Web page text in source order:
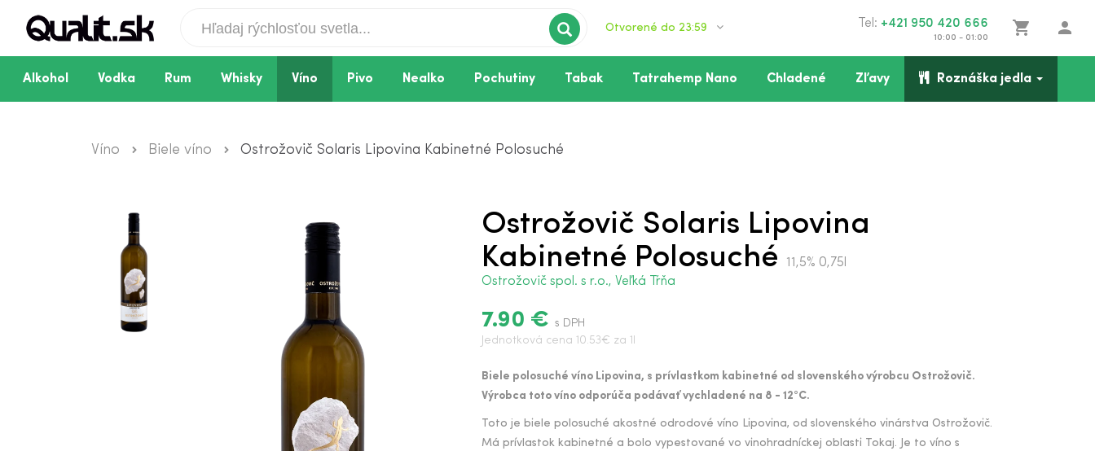
Otvorené do 23:59 Tel: +421 950 420 666
10:00 - 01:00
shopping_cart person
Alkohol Vodka Rum Whisky Víno Pivo Nealko Pochutiny Tabak Tatrahemp Nano Chladené Zľavy Roznáška jedla
Víno Biele víno Ostrožovič Solaris Lipovina Kabinetné Polosuché
Ostrožovič Solaris Lipovina
Kabinetné Polosuché
11,5% 0,75l
Ostrožovič spol. s r.o., Veľká Tŕňa
7.90 €s DPH
Jednotková cena 10.53€ za 1l
Biele polosuché víno Lipovina, s prívlastkom kabinetné od slovenského výrobcu Ostrožovič.
Výrobca toto víno odporúča podávať vychladené na 8 - 12°C.
Toto je biele polosuché akostné odrodové víno Lipovina, od slovenského vinárstva Ostrožovič.
Má prívlastok kabinetné a bolo vypestované vo vinohradníckej oblasti Tokaj. Je to víno s